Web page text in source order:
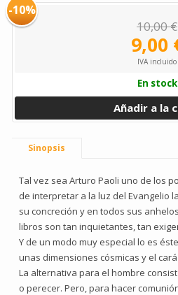
-10%
10,00 €
9,00
IVA incluido
En stock
Añadir a la
Sinopsis
Tal vez sea Arturo Paoli uno de los
de interpretar a la luz del Evangelio
su concreción y en todos sus
libros son tan inquietantes, tan
Y de un modo muy especial lo es
unas dimensiones cósmicas y el
La alternativa para el hombre
o perecer. Pero, para hacer